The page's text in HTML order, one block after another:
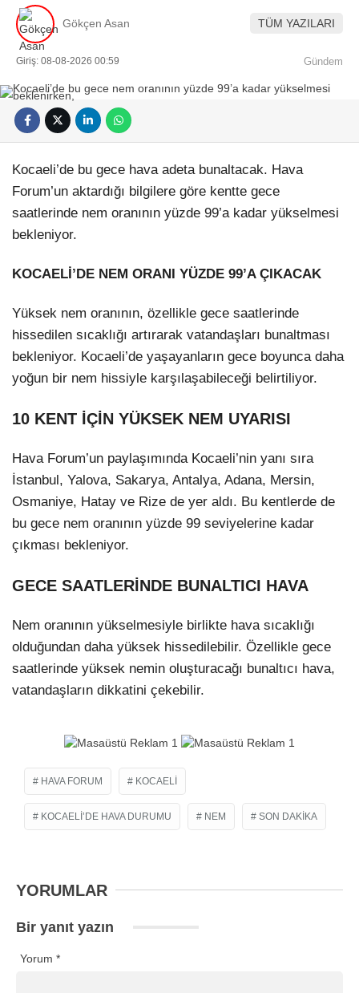
Gökçen Asan TÜM YAZILARI
Giriş: 08-08-2026 00:59 Gündem
Kocaeli’de bu gece hava adeta bunaltacak. Hava
Forum’un aktardığı bilgilere göre kentte gece
saatlerinde nem oranının yüzde 99’a kadar yükselmesi
bekleniyor.
KOCAELİ’DE NEM ORANI YÜZDE 99’A ÇIKACAK
Yüksek nem oranının, özellikle gece saatlerinde
hissedilen sıcaklığı artırarak vatandaşları bunaltması
bekleniyor. Kocaeli’de yaşayanların gece boyunca daha
yoğun bir nem hissiyle karşılaşabileceği belirtiliyor.
10 KENT İÇİN YÜKSEK NEM UYARISI
Hava Forum’un paylaşımında Kocaeli’nin yanı sıra
İstanbul, Yalova, Sakarya, Antalya, Adana, Mersin,
Osmaniye, Hatay ve Rize de yer aldı. Bu kentlerde de
bu gece nem oranının yüzde 99 seviyelerine kadar
çıkması bekleniyor.
GECE SAATLERİNDE BUNALTICI HAVA
Nem oranının yükselmesiyle birlikte hava sıcaklığı
olduğundan daha yüksek hissedilebilir. Özellikle gece
saatlerinde yüksek nemin oluşturacağı bunaltıcı hava,
vatandaşların dikkatini çekebilir.
HAVA FORUM KOCAELI
KOCAELI’DE HAVA DURUMU NEM SON DAKIKA
YORUMLAR
Bir yanıt yazın
Yorum *